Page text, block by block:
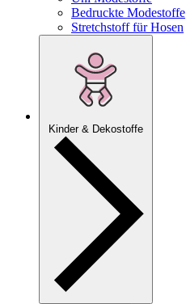
Bedruckte Modestoffe
Stretchstoff für Hosen
Kinder & Dekostoffe